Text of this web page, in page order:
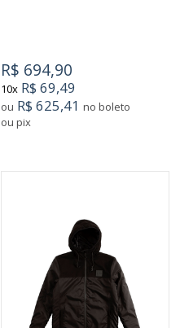
R$ 694,90
10x R$ 69,49
ou R$ 625,41 no boleto
ou pix